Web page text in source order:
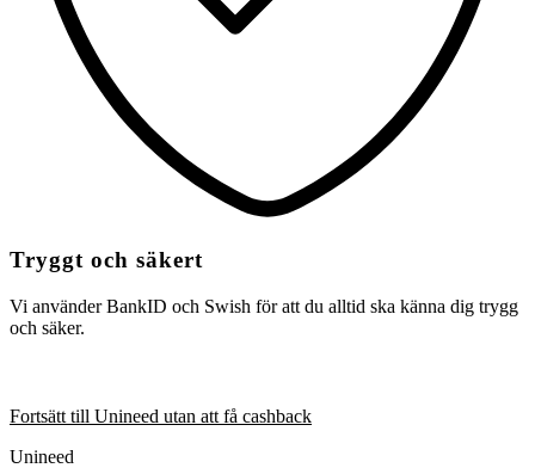
Tryggt och säkert
Vi använder BankID och Swish för att du alltid ska känna dig trygg
och säker.
Fortsätt till Unineed utan att få cashback
Unineed